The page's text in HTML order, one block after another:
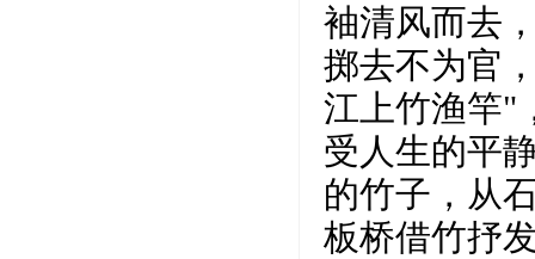
袖清风而去
掷去不为官
江上竹渔竿"
受人生的平
的竹子，从
板桥借竹抒